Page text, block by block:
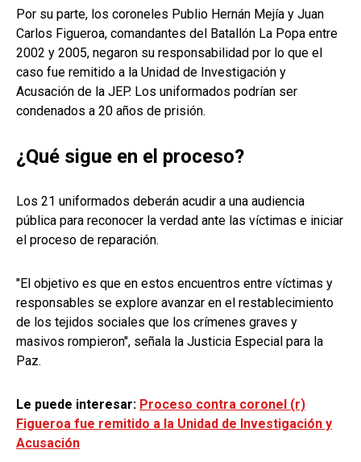
Por su parte, los coroneles Publio Hernán Mejía y Juan
Carlos Figueroa, comandantes del Batallón La Popa entre
2002 y 2005, negaron su responsabilidad por lo que el
caso fue remitido a la Unidad de Investigación y
Acusación de la JEP. Los uniformados podrían ser
condenados a 20 años de prisión.
¿Qué sigue en el proceso?
Los 21 uniformados deberán acudir a una audiencia
pública para reconocer la verdad ante las víctimas e iniciar
el proceso de reparación.
"El objetivo es que en estos encuentros entre víctimas y
responsables se explore avanzar en el restablecimiento
de los tejidos sociales que los crímenes graves y
masivos rompieron", señala la Justicia Especial para la
Paz.
Le puede interesar: Proceso contra coronel (r)
Figueroa fue remitido a la Unidad de Investigación y
Acusación